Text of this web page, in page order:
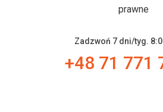
prawne
Zadzwoń 7 dni/tyg.
+48 71 771